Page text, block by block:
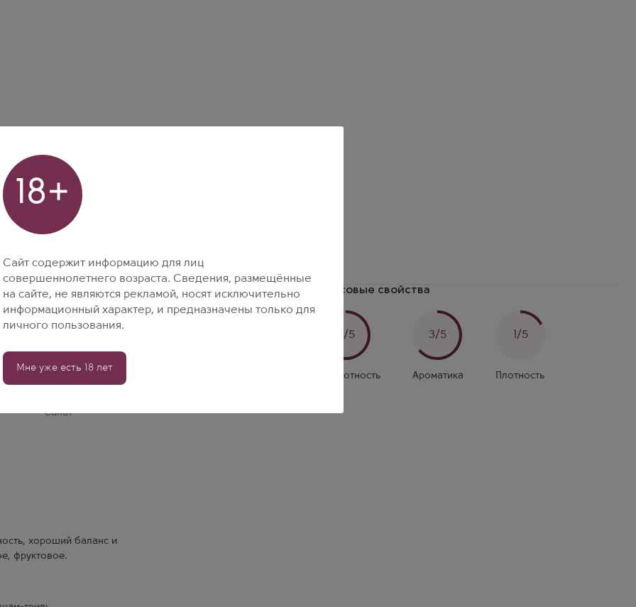
Салат
хороший баланс и
фруктовое.
Вкусовые свойства
3/5
Кислотность
3/5
Ароматика
1/5
Плотность
18+
Сайт содержит информацию для лиц
совершеннолетнего возраста. Сведения, размещённые
на сайте, не являются рекламой, носят исключительно
информационный характер, и предназначены только для
личного пользования.
Мне уже есть 18 лет